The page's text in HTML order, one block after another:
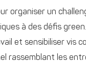
organiser un
à des défis
et sensibiliser vis
rassemblant les